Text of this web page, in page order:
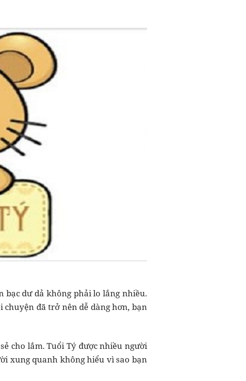
bạc dư dả không phải lo lắng nhiều.
đã trở nên dễ dàng hơn, bạn
cho lắm. Tuổi Tý được nhiều người
xung quanh không hiểu vì sao bạn